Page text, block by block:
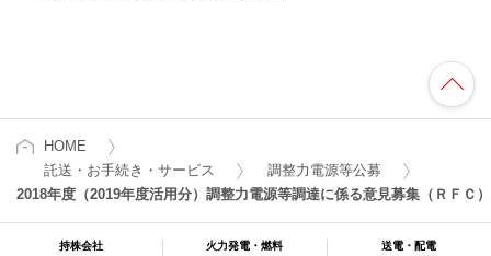
HOME
託送・お手続き・サービス
調整力電源等公募
2018年度（2019年度活用分） 調整力電源等調達に係る意見募集（ＲＦＣ）
持株会社 火力発電・燃料 送電・配電